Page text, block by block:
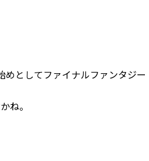
としてファイナルファンタジー
ね。